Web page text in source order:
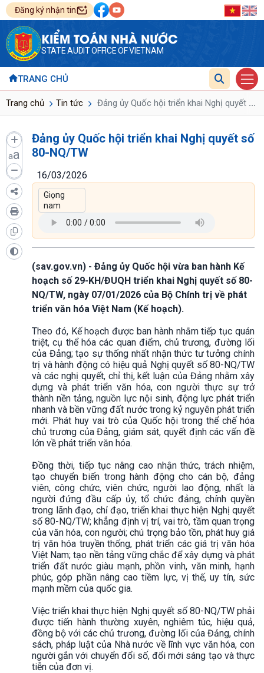
Đăng ký nhận tin
KIỂM TOÁN NHÀ NƯỚC
STATE AUDIT OFFICE OF VIETNAM
TRANG CHỦ
Trang chủ Tin tức Đảng ủy Quốc hội triển khai Nghị quyết số
...
aa
Đảng ủy Quốc hội triển khai Nghị quyết số
80-NQ/TW
16/03/2026
(sav.gov.vn) - Đảng ủy Quốc hội vừa ban hành Kế
hoạch số 29-KH/ĐUQH triển khai Nghị quyết số 80-
NQ/TW, ngày 07/01/2026 của Bộ Chính trị về phát
triển văn hóa Việt Nam (Kế hoạch).
Theo đó, Kế hoạch được ban hành nhằm tiếp tục quán
triệt, cụ thể hóa các quan điểm, chủ trương, đường lối
của Đảng; tạo sự thống nhất nhận thức tư tưởng chính
trị và hành động có hiệu quả Nghị quyết số 80-NQ/TW
và các nghị quyết, chỉ thị, kết luận của Đảng nhằm xây
dựng và phát triển văn hóa, con người thực sự trở
thành nền tảng, nguồn lực nội sinh, động lực phát triển
nhanh và bền vững đất nước trong kỷ nguyên phát triển
mới. Phát huy vai trò của Quốc hội trong thể chế hóa
chủ trương của Đảng, giám sát, quyết định các vấn đề
lớn về phát triển văn hóa.
Đồng thời, tiếp tục nâng cao nhận thức, trách nhiệm,
tạo chuyển biến trong hành động cho cán bộ, đảng
viên, công chức, viên chức, người lao động, nhất là
người đứng đầu cấp ủy, tổ chức đảng, chính quyền
trong lãnh đạo, chỉ đạo, triển khai thực hiện Nghị quyết
số 80-NQ/TW; khẳng định vị trí, vai trò, tầm quan trọng
của văn hóa, con người; chú trọng bảo tồn, phát huy giá
trị văn hóa truyền thống, phát triển các giá trị văn hóa
Việt Nam; tạo nền tảng vững chắc để xây dựng và phát
triển đất nước giàu mạnh, phồn vinh, văn minh, hạnh
phúc, góp phần nâng cao tiềm lực, vị thế, uy tín, sức
mạnh mềm của quốc gia.
Việc triển khai thực hiện Nghị quyết số 80-NQ/TW phải
được tiến hành thường xuyên, nghiêm túc, hiệu quả,
đồng bộ với các chủ trương, đường lối của Đảng, chính
sách, pháp luật của Nhà nước về lĩnh vực văn hóa, con
người gắn với chuyển đổi số, đổi mới sáng tạo và thực
tiễn của đơn vị.